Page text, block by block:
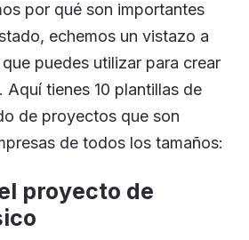
por qué son importantes
echemos un vistazo a
puedes utilizar para crear
tienes 10 plantillas de
de proyectos que son
de todos los tamaños:
proyecto de